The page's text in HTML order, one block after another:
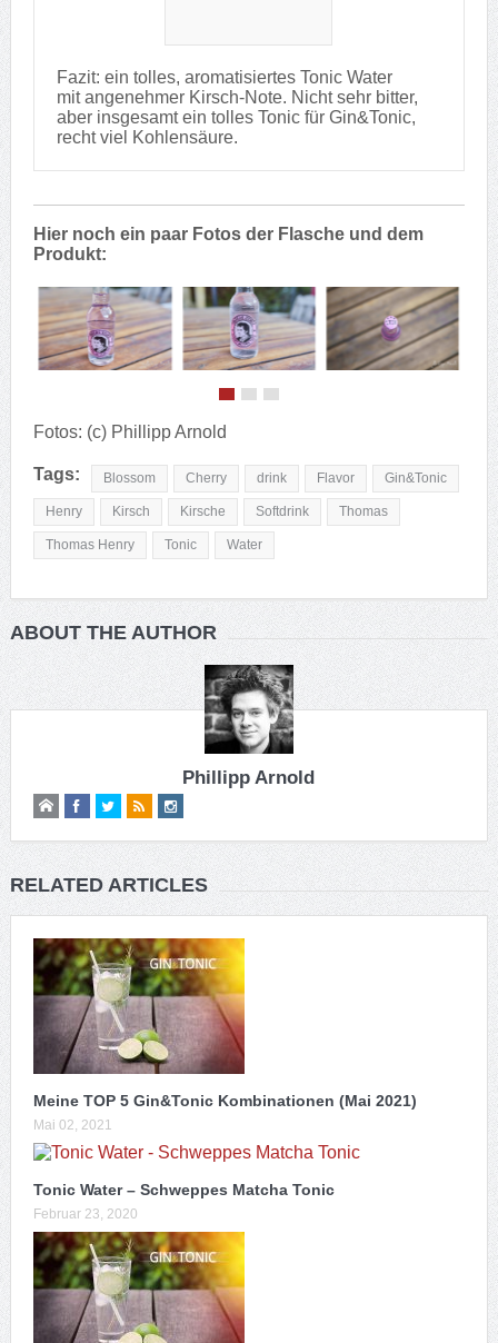
Fazit: ein tolles, aromatisiertes Tonic Water
mit angenehmer Kirsch-Note. Nicht sehr bitter,
aber insgesamt ein tolles Tonic für Gin&Tonic,
recht viel Kohlensäure.
Hier noch ein paar Fotos der Flasche und dem
Produkt:
Fotos: (c) Phillipp Arnold
Tags: Blossom Cherry drink Flavor Gin&Tonic
Henry Kirsch Kirsche Softdrink Thomas
Thomas Henry Tonic Water
ABOUT THE AUTHOR
Phillipp Arnold
RELATED ARTICLES
Meine TOP 5 Gin&Tonic Kombinationen (Mai 2021)
Mai 02, 2021
Tonic Water – Schweppes Matcha Tonic
Februar 23, 2020